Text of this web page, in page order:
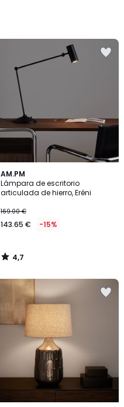
AM.PM
Lámpara de escritorio
articulada de hierro, Eréni
169.00 €
143.65 € -15%
4,7
/ 5
4,7
/